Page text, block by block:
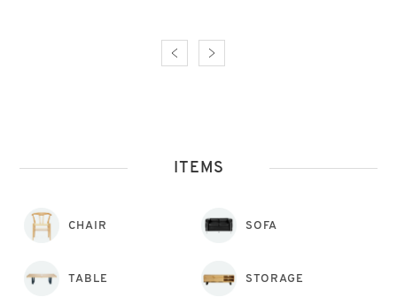
ITEMS
CHAIR SOFA
TABLE STORAGE